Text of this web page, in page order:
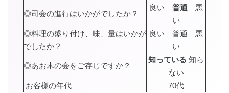
◎司会の進行はいかがでしたか？
良い 普通 悪
い
◎料理の盛り付け、味、量はいかが
でしたか？
良い 普通 悪
い
◎あお木の会をご存じですか？
知っている 知ら
ない
お客様の年代
70代